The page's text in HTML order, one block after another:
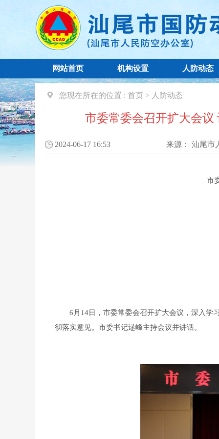
网站首页 机构设置 人防动态
您现在所在的位置 : 首页 > 人防动态
市委常委会召开扩大会
2024-06-17 16:53 来源： 汕尾市
市委
6月14日，市委常委会召开扩大会议，深入学习
彻落实意见。市委书记逯峰主持会议并讲话。